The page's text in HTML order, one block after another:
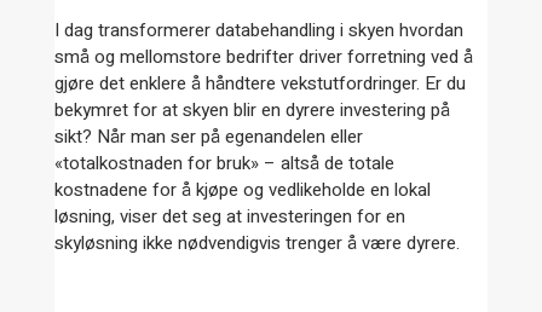
I dag transformerer databehandling i skyen hvordan
små og mellomstore bedrifter driver forretning ved å
gjøre det enklere å håndtere vekstutfordringer. Er du
bekymret for at skyen blir en dyrere investering på
sikt? Når man ser på egenandelen eller
«totalkostnaden for bruk» – altså de totale
kostnadene for å kjøpe og vedlikeholde en lokal
løsning, viser det seg at investeringen for en
skyløsning ikke nødvendigvis trenger å være dyrere.